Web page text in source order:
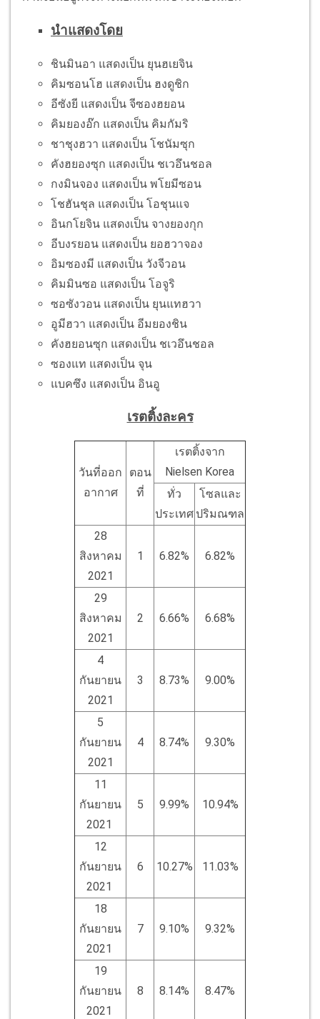
นำแสดงโดย
ชินมินอา แสดงเป็น ยุนฮเยจิน
คิมซอนโฮ แสดงเป็น ฮงดูชิก
อีซังยี แสดงเป็น จีซองฮยอน
คิมยองอ๊ก แสดงเป็น คิมกัมริ
ชาชุงฮวา แสดงเป็น โชนัมซุก
คังฮยองซุก แสดงเป็น ชเวอึนชอล
กงมินจอง แสดงเป็น พโยมีซอน
โชฮันชุล แสดงเป็น โอชุนแจ
อินกโยจิน แสดงเป็น จางยองกุก
อีบงรยอน แสดงเป็น ยอฮวาจอง
อิมซองมี แสดงเป็น วังจีวอน
คิมมินซอ แสดงเป็น โอจูริ
ซอซังวอน แสดงเป็น ยุนแทฮวา
อูมีฮวา แสดงเป็น อีมยองชิน
คังฮยอนซุก แสดงเป็น ชเวอึนชอล
ซองแท แสดงเป็น จุน
แบคซึง แสดงเป็น อินอู
เรตติ้งละคร
วันที่ออก
อากาศ
ตอน
ที่
เรตติ้งจาก
Nielsen Korea
ทั่ว
ประเทศ
โซลและ
ปริมณฑล
28
สิงหาคม
2021
1 6.82% 6.82%
29
สิงหาคม
2021
2 6.66% 6.68%
4
กันยายน
2021
3 8.73% 9.00%
5
กันยายน
2021
4 8.74% 9.30%
11
กันยายน
2021
5 9.99% 10.94%
12
กันยายน
2021
6 10.27% 11.03%
18
กันยายน
2021
7 9.10% 9.32%
19
กันยายน
2021
8 8.14% 8.47%